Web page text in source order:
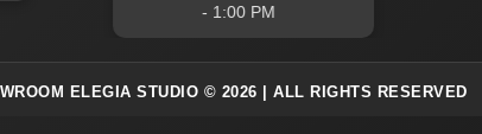
- 1:00 PM
ELEGIA STUDIO © 2026 | ALL RIGHTS RESERVED